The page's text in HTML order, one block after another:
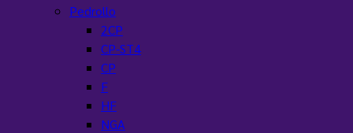
Pedrollo
2CP
CP-ST4
CP
F
HF
NGA